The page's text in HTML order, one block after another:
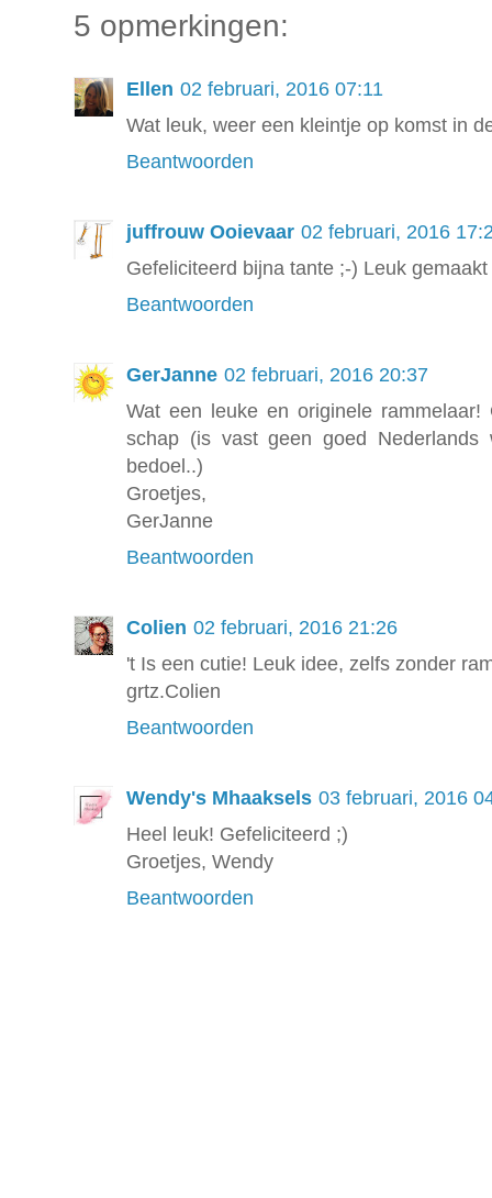
5 opmerkingen:
Ellen 02 februari, 2016 07:11
Wat leuk, weer een kleintje op komst in
Beantwoorden
juffrouw Ooievaar 02 februari, 2016
Gefeliciteerd bijna tante ;-) Leuk
Beantwoorden
GerJanne 02 februari, 2016 20:37
Wat een leuke en originele
schap (is vast geen goed
bedoel..)
Groetjes,
GerJanne
Beantwoorden
Colien 02 februari, 2016 21:26
't Is een cutie! Leuk idee, zelfs zonder
grtz.Colien
Beantwoorden
Wendy's Mhaaksels 03 februari, 2016
Heel leuk! Gefeliciteerd ;)
Groetjes, Wendy
Beantwoorden